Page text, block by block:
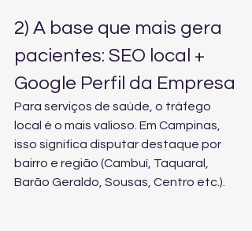
2) A base que mais gera
pacientes: SEO local +
Google Perfil da Empresa
Para serviços de saúde, o tráfego
local é o mais valioso. Em Campinas,
isso significa disputar destaque por
bairro e região (Cambuí, Taquaral,
Barão Geraldo, Sousas, Centro etc.).